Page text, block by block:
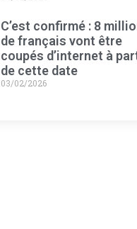
C’est confirmé : 8
de français vont être
coupés d’internet à
de cette date
03/02/2026